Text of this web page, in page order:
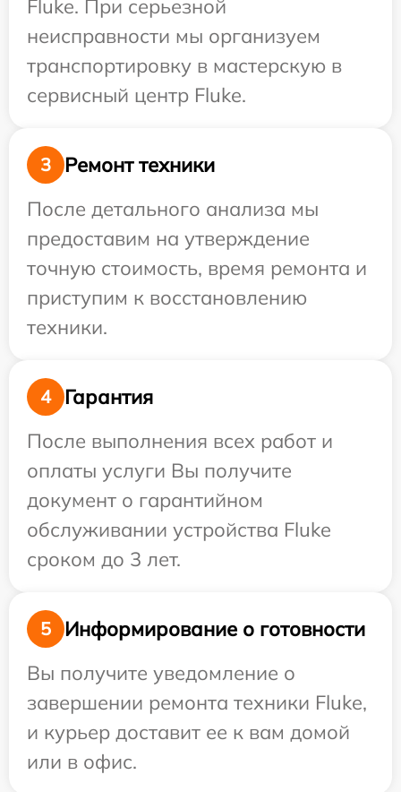
Fluke. При серьезной
неисправности мы организуем
транспортировку в мастерскую в
сервисный центр Fluke.
3
Ремонт техники
После детального анализа мы
предоставим на утверждение
точную стоимость, время ремонта и
приступим к восстановлению
техники.
4
Гарантия
После выполнения всех работ и
оплаты услуги Вы получите
документ о гарантийном
обслуживании устройства Fluke
сроком до 3 лет.
5
Информирование о готовности
Вы получите уведомление о
завершении ремонта техники Fluke,
и курьер доставит ее к вам домой
или в офис.